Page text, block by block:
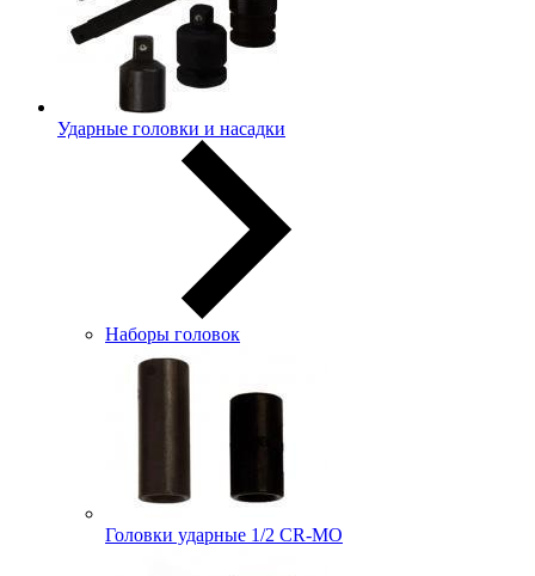
Ударные головки и насадки
Наборы головок
Головки ударные 1/2 CR-MO